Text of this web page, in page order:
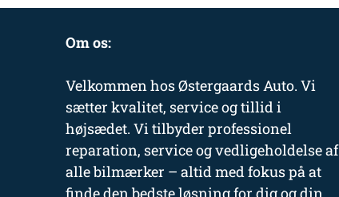
Om os:
Velkommen hos Østergaards Auto. Vi
sætter kvalitet, service og tillid i
højsædet. Vi tilbyder professionel
reparation, service og vedligeholdelse af
alle bilmærker – altid med fokus på at
finde den bedste løsning for dig og din